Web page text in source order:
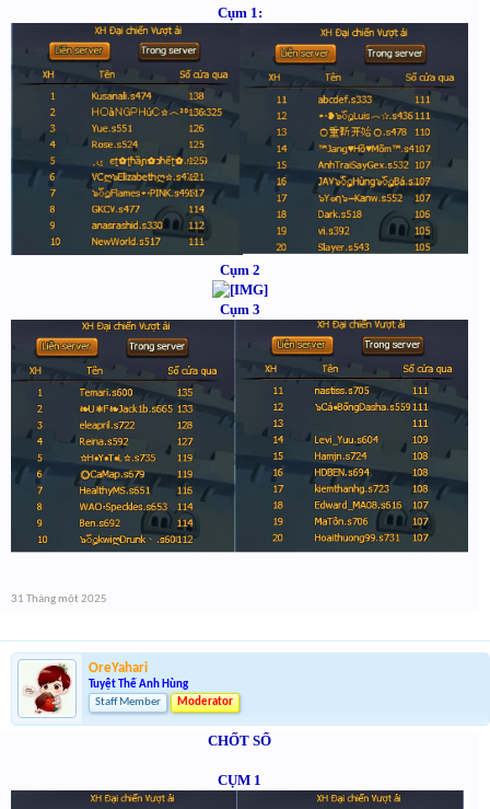
Cụm 1:
Cụm 2
Cụm 3
31 Tháng một 2025
OreYahari
Tuyệt Thế Anh Hùng
Staff Member
Moderator
CHỐT SỔ
CỤM 1